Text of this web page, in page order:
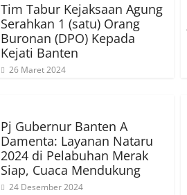
Tim Tabur Kejaksaan Agung
Serahkan 1 (satu) Orang
Buronan (DPO) Kepada
Kejati Banten
26 Maret 2024
Pj Gubernur Banten A
Damenta: Layanan Nataru
2024 di Pelabuhan Merak
Siap, Cuaca Mendukung
24 Desember 2024